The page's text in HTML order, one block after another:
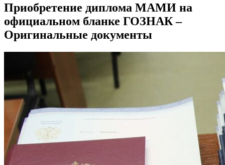
Приобретение диплома МАМИ на
официальном бланке ГОЗНАК –
Оригинальные документы